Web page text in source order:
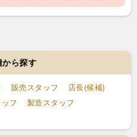
から探す
販売スタッフ
店長(候補)
フ
製造スタッフ